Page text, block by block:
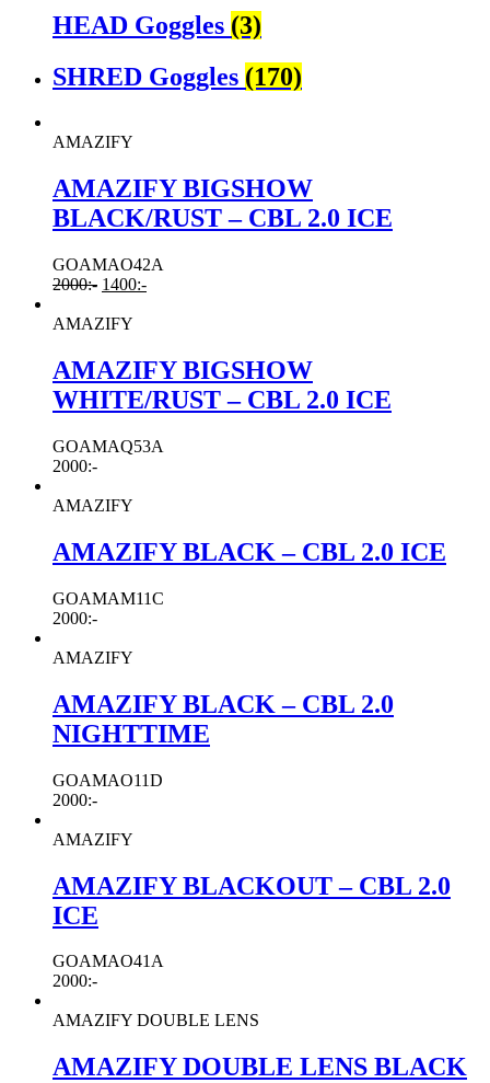
HEAD Goggles (3)
SHRED Goggles (170)
AMAZIFY
AMAZIFY BIGSHOW
BLACK/RUST – CBL 2.0 ICE
GOAMAO42A
2000:- 1400:-
AMAZIFY
AMAZIFY BIGSHOW
WHITE/RUST – CBL 2.0 ICE
GOAMAQ53A
2000:-
AMAZIFY
AMAZIFY BLACK – CBL 2.0 ICE
GOAMAM11C
2000:-
AMAZIFY
AMAZIFY BLACK – CBL 2.0
NIGHTTIME
GOAMAO11D
2000:-
AMAZIFY
AMAZIFY BLACKOUT – CBL 2.0
ICE
GOAMAO41A
2000:-
AMAZIFY DOUBLE LENS
AMAZIFY DOUBLE LENS BLACK